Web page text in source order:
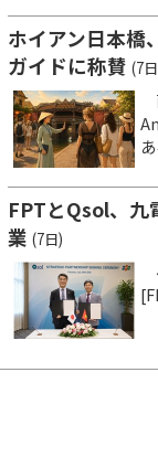
ホイアン日本橋
ガイドに称賛 (7
FPTとQsol、九
業 (7日)